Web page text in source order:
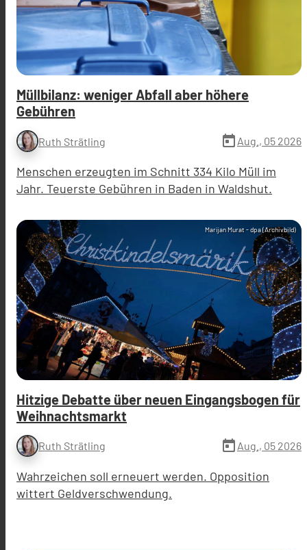
Müllbilanz: weniger Abfall aber höhere
Gebühren
Ruth Strätling today Aug., 05 2026
Menschen erzeugten im Schnitt 334 Kilo Müll im
Jahr. Teuerste Gebühren in Baden in Waldshut.
Marijan Murat - dpa (Archivbild)
Hitzige Debatte über neuen Eingangsbogen für
Weihnachtsmarkt
Ruth Strätling today Aug., 05 2026
Wahrzeichen soll erneuert werden. Opposition
wittert Geldverschwendung.